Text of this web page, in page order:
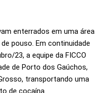
enterrados em uma área
pouso. Em continuidade
23, a equipe da FICCO
de Porto dos Gaúchos,
transportando uma
de cocaína.